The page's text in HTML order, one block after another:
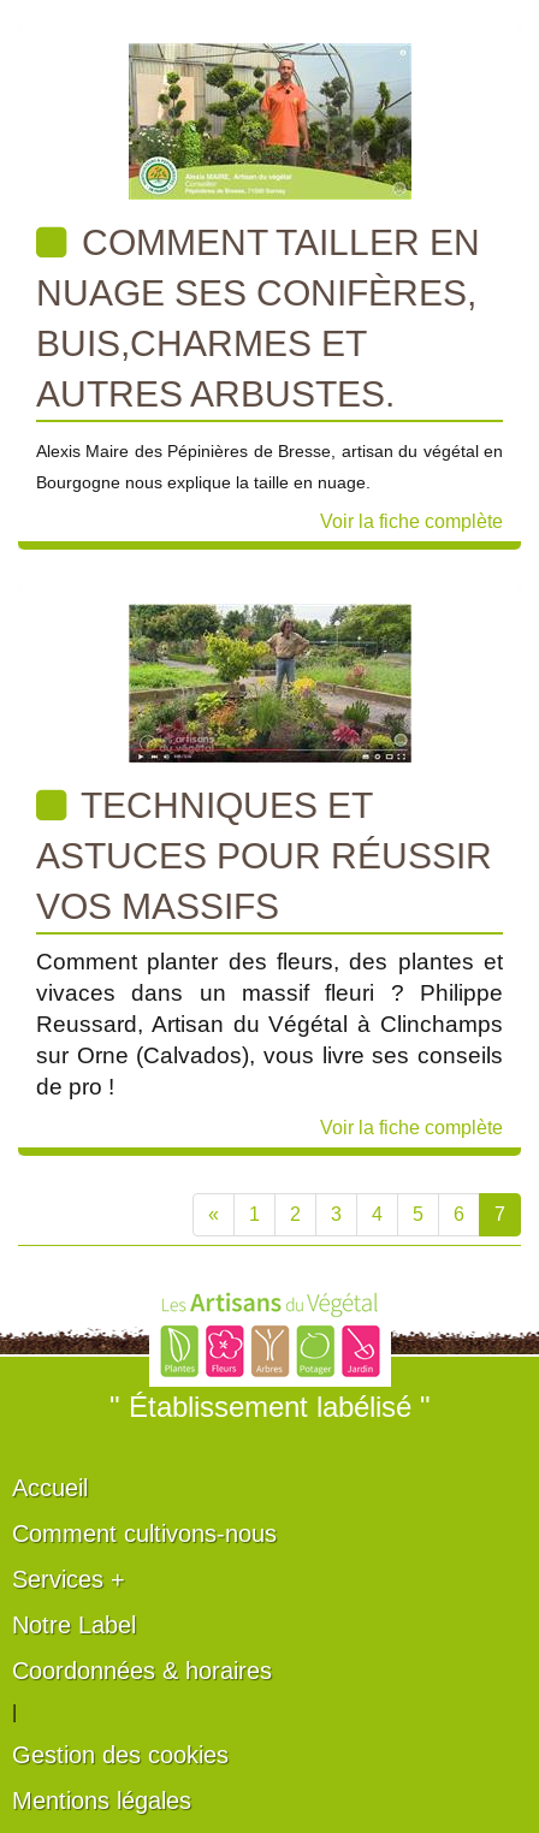
COMMENT TAILLER EN
NUAGE SES CONIFÈRES,
BUIS,CHARMES ET
AUTRES ARBUSTES.
Alexis Maire des Pépinières de Bresse, artisan du végétal en
Bourgogne nous explique la taille en nuage.
Voir la fiche complète
TECHNIQUES ET
ASTUCES POUR RÉUSSIR
VOS MASSIFS
Comment planter des fleurs, des plantes et
vivaces dans un massif fleuri ? Philippe
Reussard, Artisan du Végétal à Clinchamps
sur Orne (Calvados), vous livre ses conseils
de pro !
Voir la fiche complète
« 1 2 3 4 5 6 7
" Établissement labélisé "
Accueil
Comment cultivons-nous
Services +
Notre Label
Coordonnées & horaires
Gestion des cookies
Mentions légales